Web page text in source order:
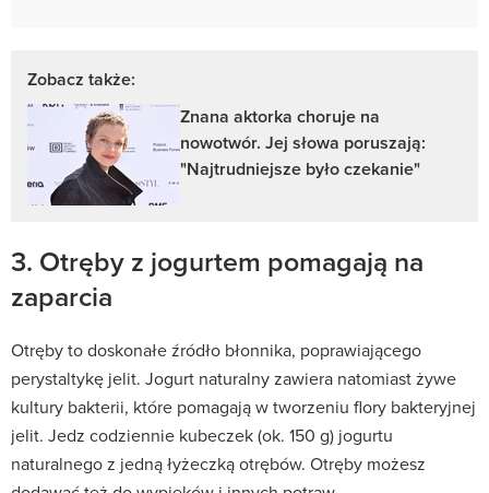
Zobacz także:
Znana aktorka choruje na
nowotwór. Jej słowa poruszają:
"Najtrudniejsze było czekanie"
3. Otręby z jogurtem pomagają na
zaparcia
Otręby to doskonałe źródło błonnika, poprawiającego
perystaltykę jelit. Jogurt naturalny zawiera natomiast żywe
kultury bakterii, które pomagają w tworzeniu flory bakteryjnej
jelit. Jedz codziennie kubeczek (ok. 150 g) jogurtu
naturalnego z jedną łyżeczką otrębów. Otręby możesz